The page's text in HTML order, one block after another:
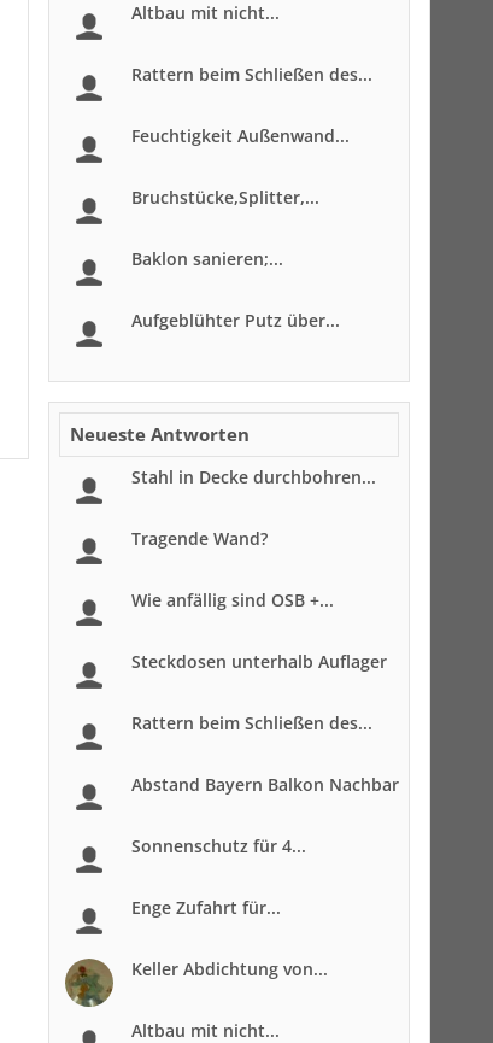
Altbau mit nicht...
Rattern beim Schließen des...
Feuchtigkeit Außenwand...
Bruchstücke,Splitter,...
Baklon sanieren;...
Aufgeblühter Putz über...
Neueste Antworten
Stahl in Decke durchbohren...
Tragende Wand?
Wie anfällig sind OSB +...
Steckdosen unterhalb Auflager
Rattern beim Schließen des...
Abstand Bayern Balkon Nachbar
Sonnenschutz für 4...
Enge Zufahrt für...
Keller Abdichtung von...
Altbau mit nicht...